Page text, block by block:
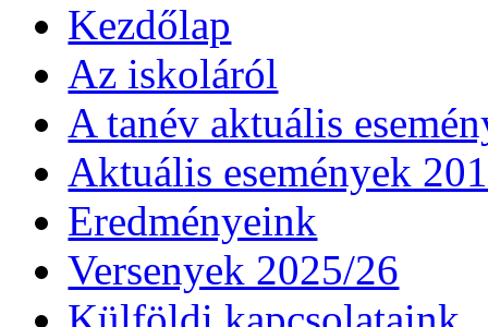
Kezdőlap
Az iskoláról
A tanév aktuális
Aktuális események
Eredményeink
Versenyek 2025/26